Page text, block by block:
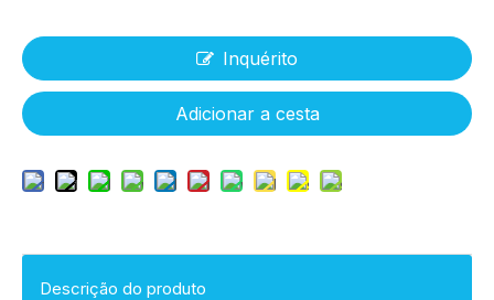
Inquérito
Adicionar a cesta
Descrição do produto